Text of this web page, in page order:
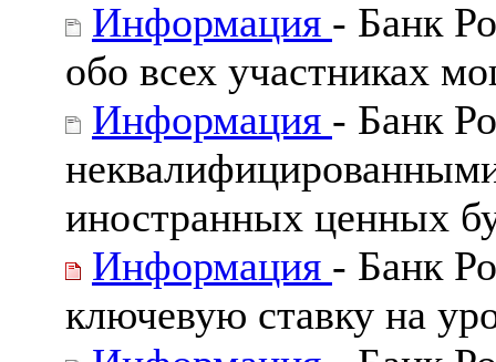
Информация - Банк
обо всех участниках
Информация - Банк
иностранных ценных
Информация - Банк
ключевую ставку на